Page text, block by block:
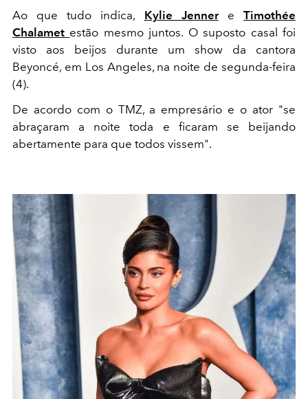
Ao que tudo indica, Kylie JennereTimothée
Chalamet estão mesmo juntos. O suposto casal foi
visto aos beijos durante um show da cantora
Beyoncé, em Los Angeles, na noite de segunda-feira
(4).
De acordo com o TMZ, a empresário e o ator "se
abraçaram a noite toda e ficaram se beijando
abertamente para que todos vissem".